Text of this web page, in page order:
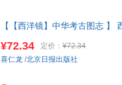
【【西洋镜】中华考古图志 】
系在线当当客服
¥72.34 定价： ¥72.34
喜仁龙 /北京日报出版社